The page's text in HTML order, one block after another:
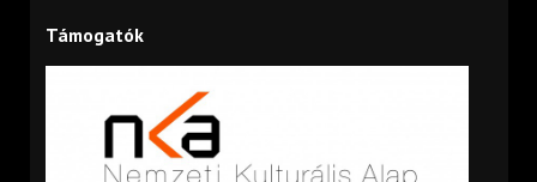
Támogatók